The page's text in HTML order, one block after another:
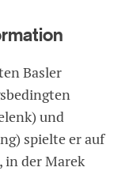
Basler
und
spielte er auf
in der Marek